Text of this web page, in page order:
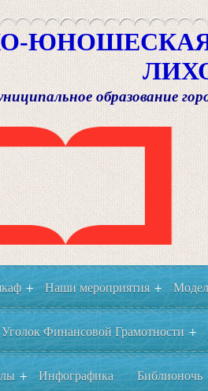
образование
+ Наши мероприятия +
Уголок Финансовой Грамотности +
+ Инфографика Библионочь